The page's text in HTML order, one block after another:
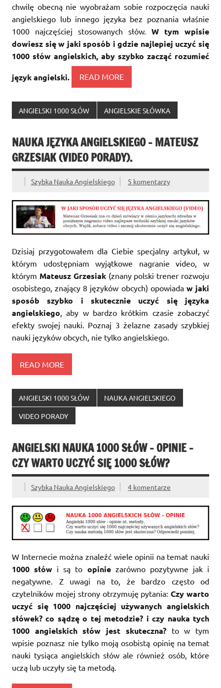
chwilę obecną nie wyobrażam sobie rozpoczęcia nauki
angielskiego lub innego języka bez poznania właśnie
1000 najczęściej stosowanych słów. W tym wpisie
dowiesz się w jaki sposób i gdzie najlepiej uczyć się
1000 słów angielskich, aby szybko zacząć rozumieć
język angielski. READ MORE
ANGIELSKI 1000 SŁÓW ANGIELSKIE SŁÓWKA
NAUKA JĘZYKA ANGIELSKIEGO – MATEUSZ
GRZESIAK (VIDEO PORADY).
Szybka Nauka Angielskiego 5 komentarzy
Dzisiaj przygotowałem dla Ciebie specjalny artykuł, w
którym udostępniam wyjątkowe nagranie video, w
którym Mateusz Grzesiak(znany polski trener rozwoju
osobistego, znający 8 języków obcych) opowiada w jaki
sposób szybko i skutecznie uczyć się języka
angielskiego, aby w bardzo krótkim czasie zobaczyć
efekty swojej nauki. Poznaj 3 żelazne zasady szybkiej
nauki języków obcych, nie tylko angielskiego.
READ MORE
ANGIELSKI 1000 SŁÓW NAUKA ANGIELSKIEGO
VIDEO PORADY
ANGIELSKI NAUKA 1000 SŁÓW – OPINIE –
CZY WARTO UCZYĆ SIĘ 1000 SŁÓW?
Szybka Nauka Angielskiego 4 komentarze
W Internecie można znaleźć wiele opinii na temat nauki
1000 słów i są to opiniezarówno pozytywne jak i
negatywne. Z uwagi na to, że bardzo często od
czytelników mojej strony otrzymuję pytania:Czy warto
uczyć się 1000 najczęściej używanych angielskich
słówek? co sądzę o tej metodzie? i czy nauka tych
1000 angielskich słów jest skuteczna? to w tym
wpisie poznasz nie tylko moją osobistą opinię na temat
nauki tysiąca angielskich słów ale również osób, które
uczą lub uczyły się ta metodą.